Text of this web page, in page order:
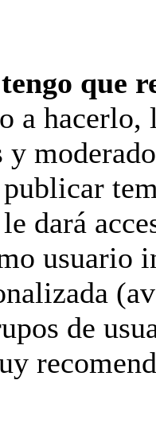
que
a
dará
usuario
de